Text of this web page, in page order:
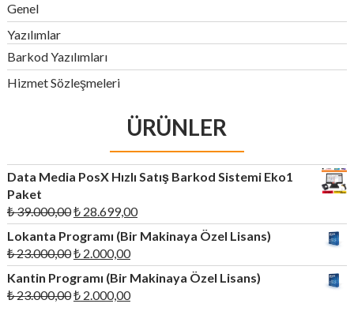
Genel
Yazılımlar
Barkod Yazılımları
Hizmet Sözleşmeleri
ÜRÜNLER
Data Media PosX Hızlı Satış Barkod Sistemi Eko1
Paket
₺39.000,00Orijinal
fiyat:
₺ 39.000,00.
₺28.699,00Şu
andaki
fiyat:
₺ 28.699,00.
Lokanta Programı (Bir Makinaya Özel Lisans)
₺23.000,00Orijinal
fiyat:
₺ 23.000,00.
₺2.000,00Şu
andaki
fiyat:
₺ 2.000,00.
Kantin Programı (Bir Makinaya Özel Lisans)
₺23.000,00Orijinal
₺2.000,00Şu